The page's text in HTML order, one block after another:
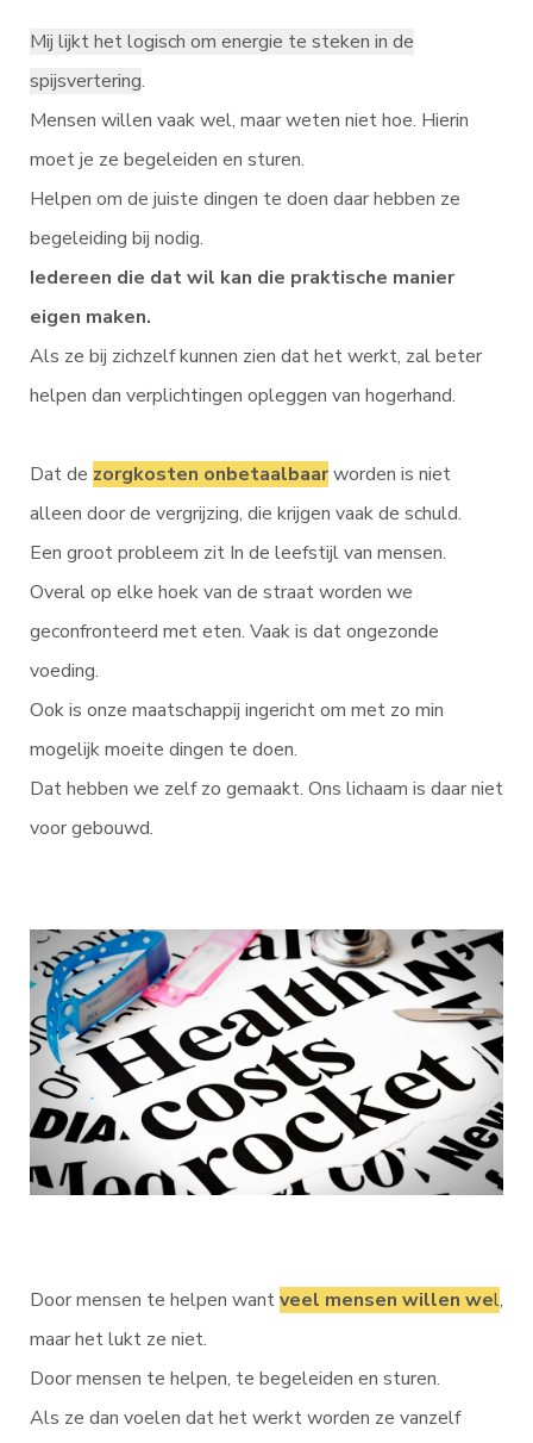
Mij lijkt het logisch om energie te steken in de
spijsvertering.
Mensen willen vaak wel, maar weten niet hoe. Hierin
moet je ze begeleiden en sturen.
Helpen om de juiste dingen te doen daar hebben ze
begeleiding bij nodig.
Iedereen die dat wil kan die praktische manier
eigen maken.
Als ze bij zichzelf kunnen zien dat het werkt, zal beter
helpen dan verplichtingen opleggen van hogerhand.
Dat de zorgkosten onbetaalbaarworden is niet
alleen door de vergrijzing, die krijgen vaak de schuld.
Een groot probleem zit In de leefstijl van mensen.
Overal op elke hoek van de straat worden we
geconfronteerd met eten. Vaak is dat ongezonde
voeding.
Ook is onze maatschappij ingericht om met zo min
mogelijk moeite dingen te doen.
Dat hebben we zelf zo gemaakt. Ons lichaam is daar niet
voor gebouwd.
Door mensen te helpen wantveel mensen willen wel,
maar het lukt ze niet.
Door mensen te helpen, te begeleiden en sturen.
Als ze dan voelen dat het werkt worden ze vanzelf